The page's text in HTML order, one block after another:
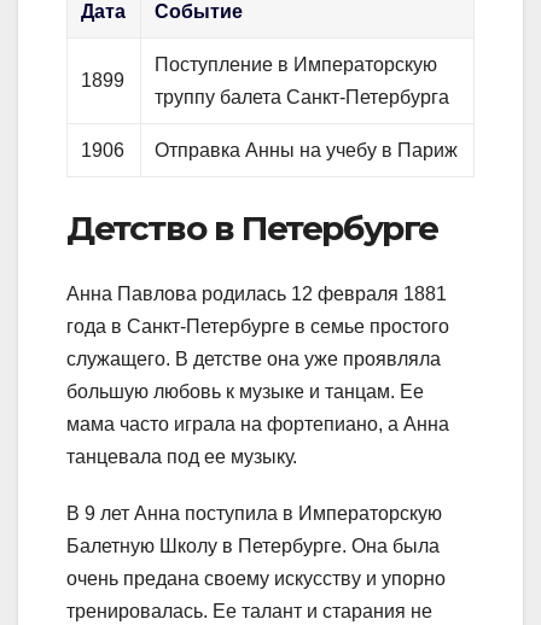
Дата Событие
1899
Поступление в Императорскую
труппу балета Санкт-Петербурга
1906 Отправка Анны на учебу в Париж
Детство в Петербурге
Анна Павлова родилась 12 февраля 1881
года в Санкт-Петербурге в семье простого
служащего. В детстве она уже проявляла
большую любовь к музыке и танцам. Ее
мама часто играла на фортепиано, а Анна
танцевала под ее музыку.
В 9 лет Анна поступила в Императорскую
Балетную Школу в Петербурге. Она была
очень предана своему искусству и упорно
тренировалась. Ее талант и старания не